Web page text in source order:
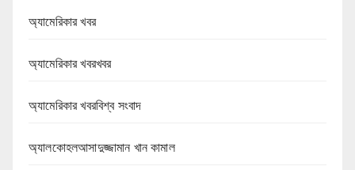
অ্যামেরিকার খবর
অ্যামেরিকার খবরখবর
অ্যামেরিকার খবরবিশ্ব সংবাদ
অ্যালকোহলআসাদুজ্জামান খান কামাল